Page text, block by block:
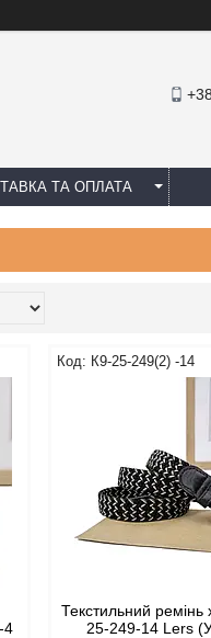
ТА ОПЛАТА
4
К9-25-249(2) -14
Текстильний ремінь
25-249-14 Lers